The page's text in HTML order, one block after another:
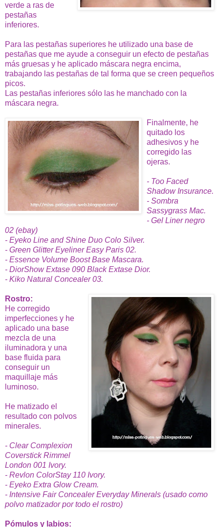
verde a ras de
pestañas
inferiores.
Para las pestañas superiores he utilizado una base de
pestañas que me ayude a conseguir un efecto de pestañas
más gruesas y he aplicado máscara negra encima,
trabajando las pestañas de tal forma que se creen pequeños
picos.
Las pestañas inferiores sólo las he manchado con la
máscara negra.
Finalmente, he
quitado los
adhesivos y he
corregido las
ojeras.
- Too Faced
Shadow Insurance.
- Sombra
Sassygrass Mac.
- Gel Liner negro
02 (ebay)
- Eyeko Line and Shine Duo Colo Silver.
- Green Glitter Eyeliner Easy Paris 02.
- Essence Volume Boost Base Mascara.
- DiorShow Extase 090 Black Extase Dior.
- Kiko Natural Concealer 03.
Rostro:
He corregido
imperfecciones y he
aplicado una base
mezcla de una
iluminadora y una
base fluida para
conseguir un
maquillaje más
luminoso.
He matizado el
resultado con polvos
minerales.
- Clear Complexion
Coverstick Rimmel
London 001 Ivory.
- Revlon ColorStay 110 Ivory.
- Eyeko Extra Glow Cream.
- Intensive Fair Concealer Everyday Minerals (usado como
polvo matizador por todo el rostro)
Pómulos y labios: